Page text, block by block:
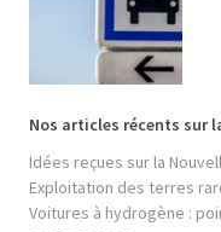
Nos articles récents sur
Idées reçues sur la
Exploitation des terres
Voitures à hydrogène :